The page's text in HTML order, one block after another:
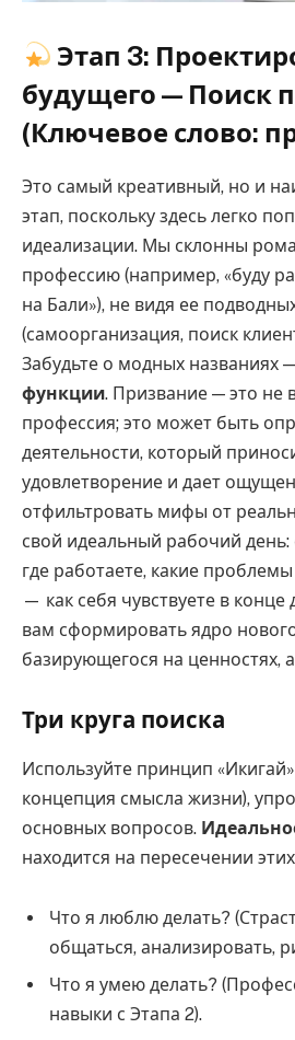
Этап 3:
будущего — Поиск
(Ключевое слово:
Это самый креативный, но и
этап, поскольку здесь легко
идеализации. Мы склонны
профессию (например, «буду
на Бали»), не видя ее
(самоорганизация, поиск
Забудьте о модных названиях —
функции. Призвание — это не
профессия; это может быть
деятельности, который
удовлетворение и дает
отфильтровать мифы от
свой идеальный рабочий
где работаете, какие
— как себя чувствуете в
вам сформировать ядро
базирующегося на ценностях,
Три круга поиска
Используйте принцип
концепция смысла жизни),
основных вопросов.
находится на пересечении
Что я люблю делать?
общаться, анализировать,
Что я умею делать?
навыки с Этапа 2).